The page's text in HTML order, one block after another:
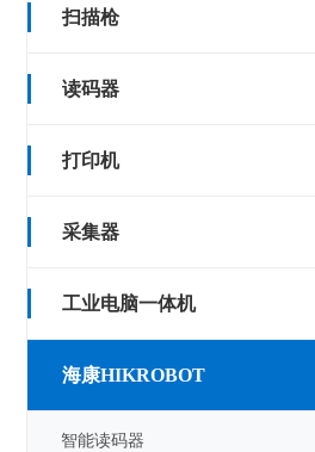
扫描枪
读码器
打印机
采集器
工业电脑一体机
海康HIKROBOT
智能读码器